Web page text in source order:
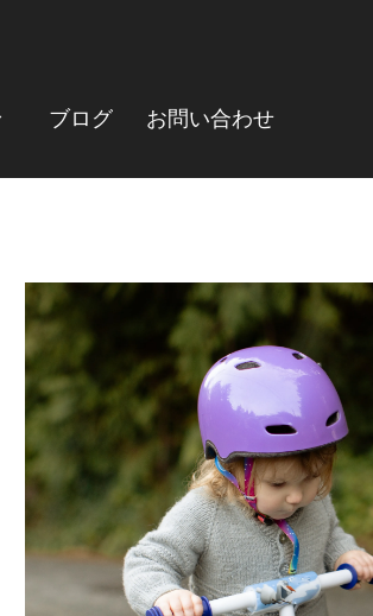
ブログ お問い合わせ